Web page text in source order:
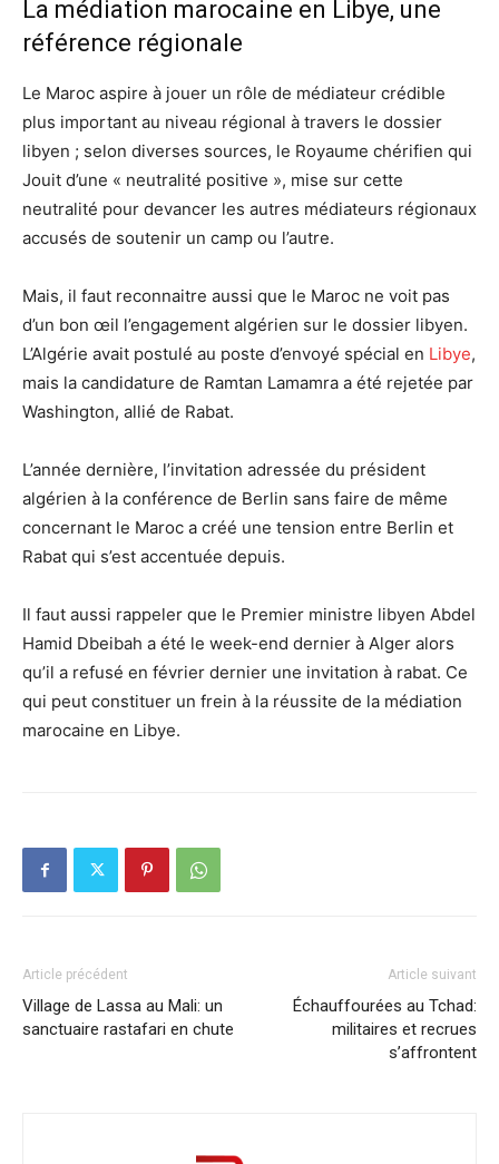
La médiation marocaine en Libye, une
référence régionale
Le Maroc aspire à jouer un rôle de médiateur crédible
plus important au niveau régional à travers le dossier
libyen ; selon diverses sources, le Royaume chérifien qui
Jouit d’une « neutralité positive », mise sur cette
neutralité pour devancer les autres médiateurs régionaux
accusés de soutenir un camp ou l’autre.
Mais, il faut reconnaitre aussi que le Maroc ne voit pas
d’un bon œil l’engagement algérien sur le dossier libyen.
L’Algérie avait postulé au poste d’envoyé spécial en Libye,
mais la candidature de Ramtan Lamamra a été rejetée par
Washington, allié de Rabat.
L’année dernière, l’invitation adressée du président
algérien à la conférence de Berlin sans faire de même
concernant le Maroc a créé une tension entre Berlin et
Rabat qui s’est accentuée depuis.
Il faut aussi rappeler que le Premier ministre libyen Abdel
Hamid Dbeibah a été le week-end dernier à Alger alors
qu’il a refusé en février dernier une invitation à rabat. Ce
qui peut constituer un frein à la réussite de la médiation
marocaine en Libye.
Article précédent
Village de Lassa au Mali: un
sanctuaire rastafari en chute
Article suivant
Échauffourées au Tchad:
militaires et recrues
s’affrontent